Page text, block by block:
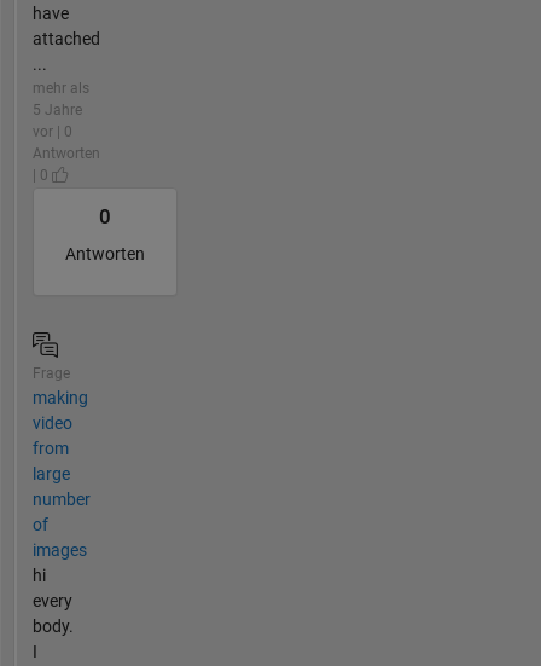
have
attached
...
mehr als
5 Jahre
vor | 0
Antworten
| 0
0
Antworten
Frage
making
video
from
large
number
of
images
hi
every
body.
I